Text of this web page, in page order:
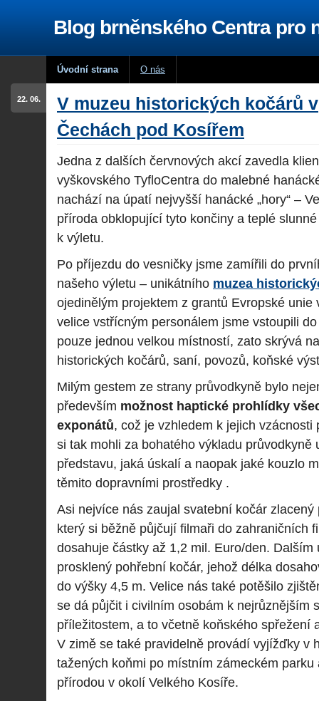
Blog brněnského Centra pro
Úvodní strana O nás
V muzeu historických kočárů v
Čechách pod Kosířem
22. 06.
Jedna z dalších červnových akcí zavedla
vyškovského TyfloCentra do malebné
nachází na úpatí nejvyšší hanácké „hory“ –
příroda obklopující tyto končiny a teplé
k výletu.
Po příjezdu do vesničky jsme zamířili do
našeho výletu – unikátního muzea
ojedinělým projektem z grantů Evropské
velice vstřícným personálem jsme vstoupili
pouze jednou velkou místností, zato skrývá
historických kočárů, saní, povozů, koňské
Milým gestem ze strany průvodkyně bylo
především možnost haptické prohlídky
exponátů, což je vzhledem k jejich vzácnosti
si tak mohli za bohatého výkladu průvodkyně
představu, jaká úskalí a naopak jaké kouzlo
těmito dopravními prostředky .
Asi nejvíce nás zaujal svatební kočár
který si běžně půjčují filmaři do zahraničních
dosahuje částky až 1,2 mil. Euro/den. Dalším
prosklený pohřební kočár, jehož délka
do výšky 4,5 m. Velice nás také potěšilo
se dá půjčit i civilním osobám k nejrůznějším
příležitostem, a to včetně koňského spřežení
V zimě se také pravidelně provádí vyjížďky v
tažených koňmi po místním zámeckém
přírodou v okolí Velkého Kosíře.